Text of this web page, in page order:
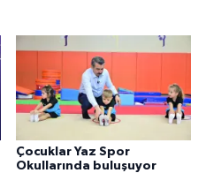
Çocuklar Yaz Spor
Okullarında buluşuyor